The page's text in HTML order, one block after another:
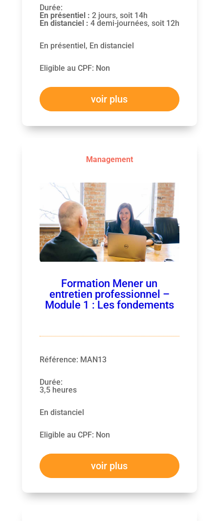
Durée:
En présentiel : 2 jours, soit 14h
En distanciel : 4 demi-journées, soit 12h
En présentiel, En distanciel
Eligible au CPF: Non
voir plus
Management
Formation Mener un
entretien professionnel –
Module 1 : Les fondements
Référence: MAN13
Durée:
3,5 heures
En distanciel
Eligible au CPF: Non
voir plus